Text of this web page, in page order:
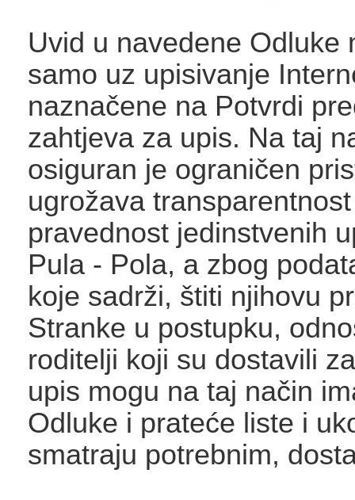
Uvid u navedene Odluke
samo uz upisivanje
naznačene na Potvrdi
zahtjeva za upis. Na taj
osiguran je ograničen
ugrožava
pravednost jedinstvenih
Pula - Pola, a zbog
koje sadrži, štiti njihovu
Stranke u postupku,
roditelji koji su dostavili
upis mogu na taj način
Odluke i prateće liste i
smatraju potrebnim,